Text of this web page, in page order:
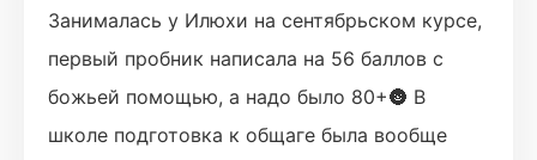
количествах.
Каждый вебинар становился по-своему
уникальным благодаря неповторимой
атмосфере. Тебя не ругают за ошибки,
Занималась у Илюхи на сентябрьском курсе,
первый пробник написала на 56 баллов с
божьей помощью, а надо было 80+🌚 В
школе подготовка к общаге была вообще